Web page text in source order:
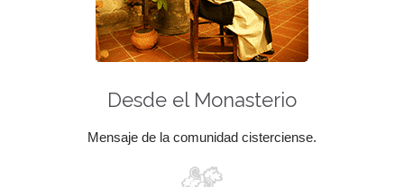
Desde el Monasterio
Mensaje de la comunidad cisterciense.